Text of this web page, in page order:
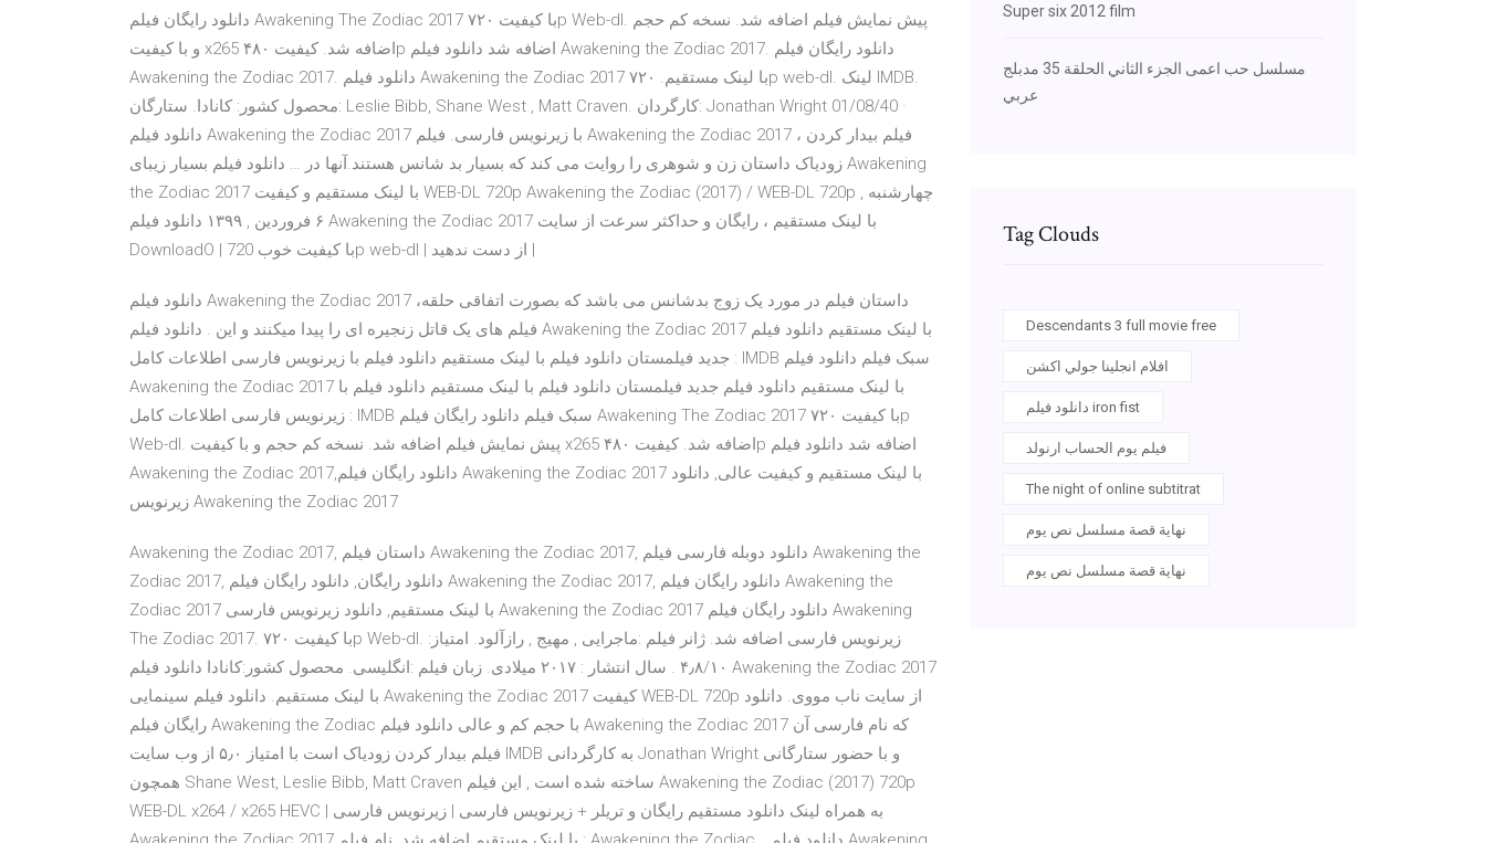
دانلود رایگان فیلم Awakening The Zodiac 2017 با کیفیت ۷۲۰p Web-dl. پیش نمایش فیلم اضافه شد. نسخه کم حجم
و با کیفیت x265 اضافه شد. کیفیت ۴۸۰p اضافه شد دانلود فیلم Awakening the Zodiac 2017. دانلود رایگان فیلم
Awakening the Zodiac 2017. دانلود فیلم Awakening the Zodiac 2017 با لینک مستقیم. ۷۲۰p web-dl. لینک IMDB.
محصول کشور: کانادا. ستارگان: Leslie Bibb, Shane West , Matt Craven. کارگردان: Jonathan Wright 01/08/40 ·
دانلود فیلم Awakening the Zodiac 2017 با زیرنویس فارسی. فیلم Awakening the Zodiac 2017 ، فیلم بیدار کردن
زودیاک داستان زن و شوهری را روایت می کند که بسیار بد شانس هستند.آنها در … دانلود فیلم بسیار زیبای Awakening
the Zodiac 2017 با لینک مستقیم و کیفیت WEB-DL 720p Awakening the Zodiac (2017) / WEB-DL 720p چهارشنبه ,
۶ فروردین , ۱۳۹۹ دانلود فیلم Awakening the Zodiac 2017 با لینک مستقیم ، رایگان و حداکثر سرعت از سایت
DownloadO | با کیفیت خوب 720p web-dl | از دست ندهید |
دانلود فیلم Awakening the Zodiac 2017 ،داستان فیلم در مورد یک زوج بدشانس می باشد که بصورت اتفاقی حلقه
فیلم های یک قاتل زنجیره ای را پیدا میکنند و این . دانلود فیلم Awakening the Zodiac 2017 با لینک مستقیم دانلود فیلم
جدید فیلمستان دانلود فیلم با لینک مستقیم دانلود فیلم با زیرنویس فارسی اطلاعات کامل : IMDB سبک فیلم دانلود فیلم
Awakening the Zodiac 2017 با لینک مستقیم دانلود فیلم جدید فیلمستان دانلود فیلم با لینک مستقیم دانلود فیلم با
زیرنویس فارسی اطلاعات کامل : IMDB سبک فیلم دانلود رایگان فیلم Awakening The Zodiac 2017 با کیفیت ۷۲۰p
Web-dl. پیش نمایش فیلم اضافه شد. نسخه کم حجم و با کیفیت x265 اضافه شد. کیفیت ۴۸۰p اضافه شد دانلود فیلم
Awakening the Zodiac 2017,دانلود رایگان فیلم Awakening the Zodiac 2017 با لینک مستقیم و کیفیت عالی, دانلود
زیرنویس Awakening the Zodiac 2017
Awakening the Zodiac 2017, داستان فیلم Awakening the Zodiac 2017, دانلود دوبله فارسی فیلم Awakening the
Zodiac 2017, دانلود رایگان, دانلود رایگان فیلم Awakening the Zodiac 2017, دانلود رایگان فیلم Awakening the
Zodiac 2017 با لینک مستقیم, دانلود زیرنویس فارسی Awakening the Zodiac 2017 دانلود رایگان فیلم Awakening
The Zodiac 2017. با کیفیت ۷۲۰p Web-dl. زیرنویس فارسی اضافه شد. ژانر فیلم :ماجرایی , مهیج , رازآلود. امتیاز:
۴٫۸/۱۰ . سال انتشار : ۲۰۱۷ میلادی. زبان فیلم :انگلیسی. محصول کشور:کانادا دانلود فیلم Awakening the Zodiac 2017
با لینک مستقیم. دانلود فیلم سینمایی Awakening the Zodiac 2017 کیفیت WEB-DL 720p از سایت ناب مووی. دانلود
رایگان فیلم Awakening the Zodiac با حجم کم و عالی دانلود فیلم Awakening the Zodiac 2017 که نام فارسی آن
فیلم بیدار کردن زودیاک است با امتیاز ۵٫۰ از وب سایت IMDB به کارگردانی Jonathan Wright و با حضور ستارگانی
همچون Shane West, Leslie Bibb, Matt Craven ساخته شده است , این فیلم Awakening the Zodiac (2017) 720p
WEB-DL x264 / x265 HEVC | به همراه لینک دانلود مستقیم رایگان و تریلر + زیرنویس فارسی | زیرنویس فارسی
Super six 2012 film
مسلسل حب اعمى الجزء الثاني الحلقة 35 مدبلج
عربي
Tag Clouds
Descendants 3 full movie free
افلام انجلينا جولي اكشن
دانلود فيلم iron fist
فيلم يوم الحساب ارنولد
The night of online subtitrat
نهاية قصة مسلسل نص يوم
نهاية قصة مسلسل نص يوم